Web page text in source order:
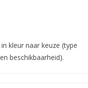
kleur naar keuze (type
beschikbaarheid).